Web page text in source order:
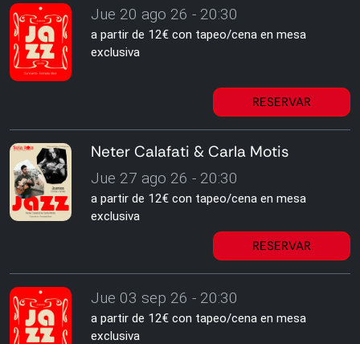
Jue 20 ago 26 - 20:30
a partir de 12€ con tapeo/cena en mesa
exclusiva
RESERVAR
Neter Calafati & Carla Motis
Jue 27 ago 26 - 20:30
a partir de 12€ con tapeo/cena en mesa
exclusiva
RESERVAR
Jue 03 sep 26 - 20:30
a partir de 12€ con tapeo/cena en mesa
exclusiva